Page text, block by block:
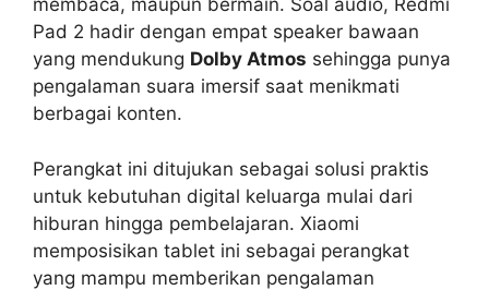
membaca, maupun bermain. Soal audio, Redmi
Pad 2 hadir dengan empat speaker bawaan
yang mendukung Dolby Atmos sehingga punya
pengalaman suara imersif saat menikmati
berbagai konten.
Perangkat ini ditujukan sebagai solusi praktis
untuk kebutuhan digital keluarga mulai dari
hiburan hingga pembelajaran. Xiaomi
memposisikan tablet ini sebagai perangkat
yang mampu memberikan pengalaman